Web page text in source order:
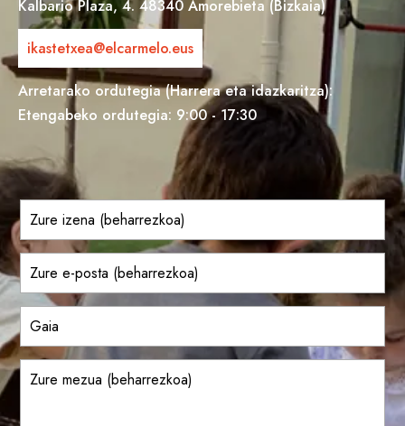
Kalbario Plaza, 4. 48340 Amorebieta (Bizkaia)
ikastetxea@elcarmelo.eus
Arretarako ordutegia (Harrera eta idazkaritza):
Etengabeko ordutegia: 9:00 - 17:30